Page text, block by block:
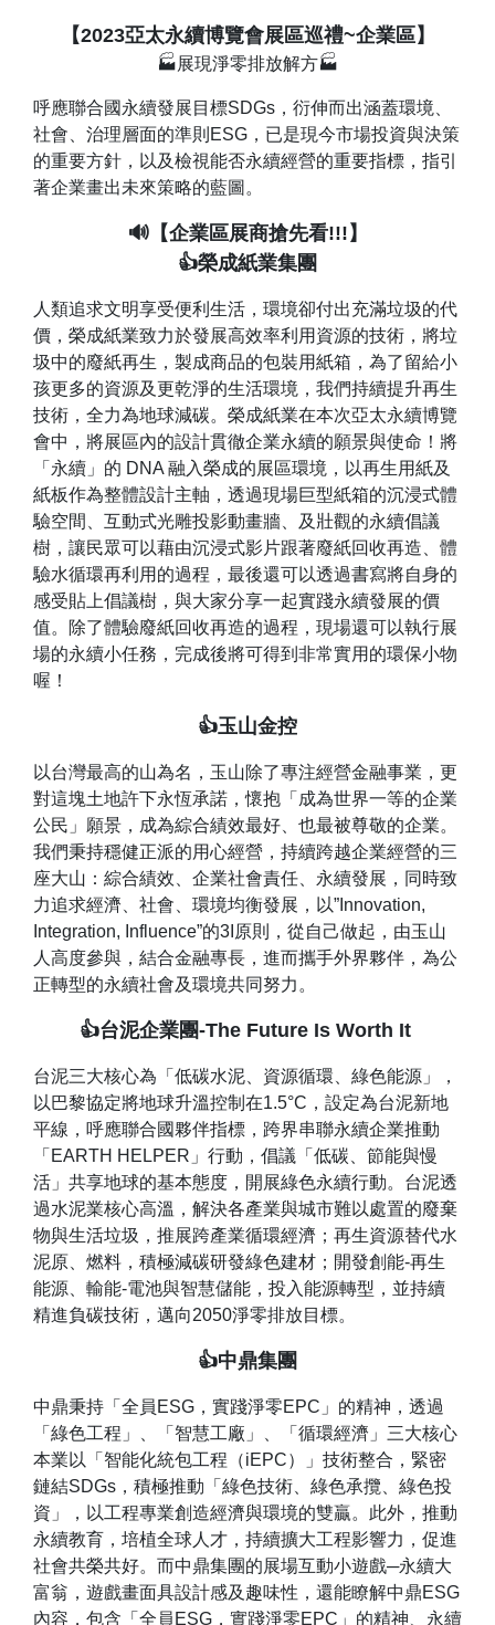
【2023亞太永續博覽會展區巡禮~企業區】
🏭展現淨零排放解方🏭
呼應聯合國永續發展目標SDGs，衍伸而出涵蓋環境、
社會、治理層面的準則ESG，已是現今市場投資與決策
的重要方針，以及檢視能否永續經營的重要指標，指引
著企業畫出未來策略的藍圖。
🔊【企業區展商搶先看!!!】
👍榮成紙業集團
人類追求文明享受便利生活，環境卻付出充滿垃圾的代
價，榮成紙業致力於發展高效率利用資源的技術，將垃
圾中的廢紙再生，製成商品的包裝用紙箱，為了留給小
孩更多的資源及更乾淨的生活環境，我們持續提升再生
技術，全力為地球減碳。榮成紙業在本次亞太永續博覽
會中，將展區內的設計貫徹企業永續的願景與使命！將
「永續」的 DNA 融入榮成的展區環境，以再生用紙及
紙板作為整體設計主軸，透過現場巨型紙箱的沉浸式體
驗空間、互動式光雕投影動畫牆、及壯觀的永續倡議
樹，讓民眾可以藉由沉浸式影片跟著廢紙回收再造、體
驗水循環再利用的過程，最後還可以透過書寫將自身的
感受貼上倡議樹，與大家分享一起實踐永續發展的價
值。除了體驗廢紙回收再造的過程，現場還可以執行展
場的永續小任務，完成後將可得到非常實用的環保小物
喔！
👍玉山金控
以台灣最高的山為名，玉山除了專注經營金融事業，更
對這塊土地許下永恆承諾，懷抱「成為世界一等的企業
公民」願景，成為綜合績效最好、也最被尊敬的企業。
我們秉持穩健正派的用心經營，持續跨越企業經營的三
座大山：綜合績效、企業社會責任、永續發展，同時致
力追求經濟、社會、環境均衡發展，以”Innovation,
Integration, Influence”的3I原則，從自己做起，由玉山
人高度參與，結合金融專長，進而攜手外界夥伴，為公
正轉型的永續社會及環境共同努力。
👍台泥企業團-The Future Is Worth It
台泥三大核心為「低碳水泥、資源循環、綠色能源」，
以巴黎協定將地球升溫控制在1.5°C，設定為台泥新地
平線，呼應聯合國夥伴指標，跨界串聯永續企業推動
「EARTH HELPER」行動，倡議「低碳、節能與慢
活」共享地球的基本態度，開展綠色永續行動。台泥透
過水泥業核心高溫，解決各產業與城市難以處置的廢棄
物與生活垃圾，推展跨產業循環經濟；再生資源替代水
泥原、燃料，積極減碳研發綠色建材；開發創能-再生
能源、輸能-電池與智慧儲能，投入能源轉型，並持續
精進負碳技術，邁向2050淨零排放目標。
👍中鼎集團
中鼎秉持「全員ESG，實踐淨零EPC」的精神，透過
「綠色工程」、「智慧工廠」、「循環經濟」三大核心
本業以「智能化統包工程（iEPC）」技術整合，緊密
鏈結SDGs，積極推動「綠色技術、綠色承攬、綠色投
資」，以工程專業創造經濟與環境的雙贏。此外，推動
永續教育，培植全球人才，持續擴大工程影響力，促進
社會共榮共好。而中鼎集團的展場互動小遊戲─永續大
富翁，遊戲畫面具設計感及趣味性，還能瞭解中鼎ESG
內容，包含「全員ESG，實踐淨零EPC」的精神、永續